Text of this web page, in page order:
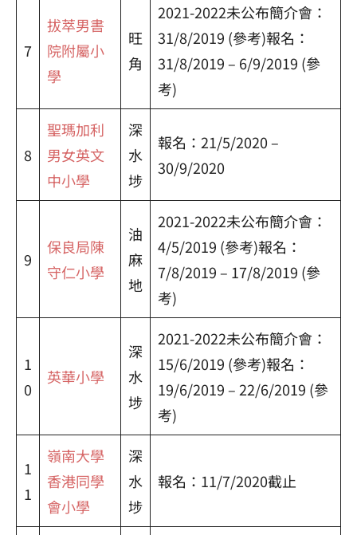
7
拔萃男書
院附屬小
學
旺
角
2021-2022未公布簡介會：
31/8/2019 (參考)報名：
31/8/2019 – 6/9/2019 (參
考)
8
聖瑪加利
男女英文
中小學
深
水
埗
報名：21/5/2020 –
30/9/2020
9
保良局陳
守仁小學
油
麻
地
2021-2022未公布簡介會：
4/5/2019 (參考)報名：
7/8/2019 – 17/8/2019 (參
考)
1
0
英華小學
深
水
埗
2021-2022未公布簡介會：
15/6/2019 (參考)報名：
19/6/2019 – 22/6/2019 (參
考)
1
1
嶺南大學
香港同學
會小學
深
水
埗
報名：11/7/2020截止